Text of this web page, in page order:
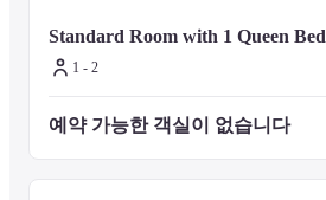
Standard Room with 1 Queen Bed
1 - 2
예약 가능한 객실이 없습니다